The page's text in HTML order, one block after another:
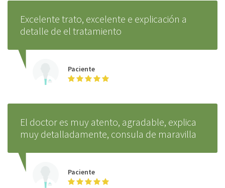
Excelente trato, excelente e explicación a
detalle de el tratamiento
Paciente
El doctor es muy atento, agradable, explica
muy detalladamente, consula de maravilla
Paciente